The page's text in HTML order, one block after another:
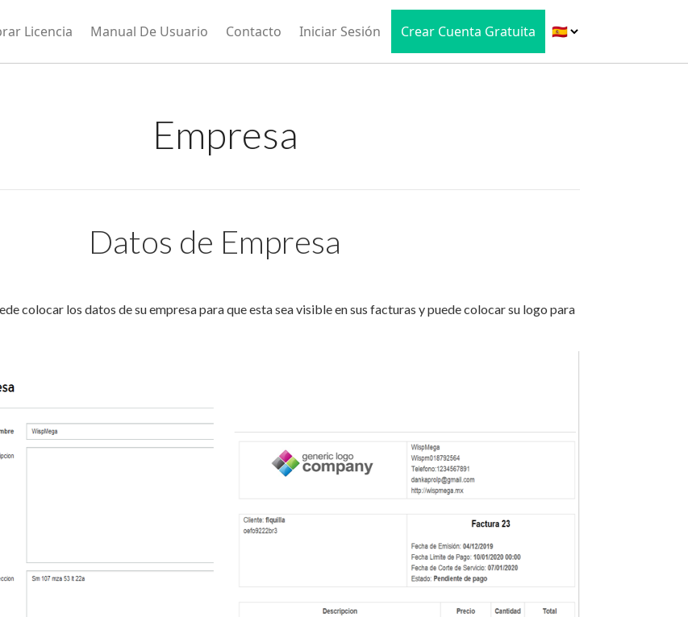
Licencia Manual De Usuario Contacto Iniciar Sesión Crear Cuenta Gratuita
Empresa
Datos de Empresa
colocar los datos de su empresa para que esta sea visible en sus facturas y puede colocar su logo para